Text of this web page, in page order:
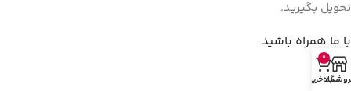
تحویل بگیرید.
با ما همراه باشید
0
سبد خرید